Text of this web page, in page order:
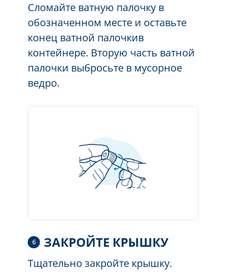
Сломайте ватную палочку в
обозначенном месте и оставьте
конец ватной палочкив
контейнере. Вторую часть ватной
палочки выбросьте в мусорное
ведро.
6 ЗАКРОЙТЕ КРЫШКУ
Тщательно закройте крышку.